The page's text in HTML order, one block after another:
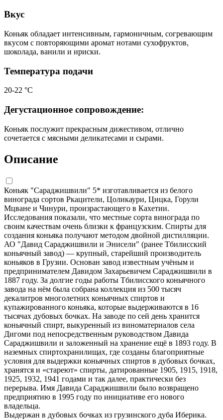
Вкус
Коньяк обладает интенсивным, гармоничным, согревающим
вкусом с повторяющими аромат нотами сухофруктов,
шоколада, ванили и ириски.
Температура подачи
20-22 °C
Дегустационное сопровождение:
Коньяк послужит прекрасным дижестивом, отлично
сочетается с мясными деликатесами и сырами.
Описание
Коньяк "Сараджишвили" 5* изготавливается из белого
винограда сортов Ркацители, Цоликаури, Цицка, Горули
Мцване и Чинури, произрастающего в Кахетии.
Исследования показали, что местные сорта винограда по
своим качествам очень близки к французским. Спирты для
создания коньяка получают методом двойной дистилляции.
АО "Давид Сараджишвили и Энисели" (ранее Тбилисский
коньячный завод) — крупный, старейший производитель
коньяков в Грузии. Основан завод известным учёным и
предпринимателем Давидом Захарьевичем Сараджишвили в
1887 году. За долгие годы работы Тбилисского коньячного
завода на нём была собрана коллекция из 500 тысяч
декалитров многолетних коньячных спиртов и
купажированного коньяка, которые выдерживаются в 16
тысячах дубовых бочках. На заводе по сей день хранится
коньячный спирт, выкуренный из виноматериалов села
Дигоми под непосредственным руководством Давида
Сараджишвили и заложенный на хранение ещё в 1893 году. В
наземных спиртохранилищах, где созданы благоприятные
условия для выдержки коньячных спиртов в дубовых бочках,
хранятся и «стареют» спирты, датированные 1905, 1915, 1918,
1925, 1932, 1941 годами и так далее, практически без
перерыва. Имя Давида Сараджишвили было возвращено
предприятию в 1995 году по инициативе его нового
владельца.
Выдержан в дубовых бочках из грузинского дуба Иберика.